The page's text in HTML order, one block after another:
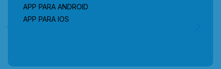
APP PARA ANDROID
APP PARA IOS